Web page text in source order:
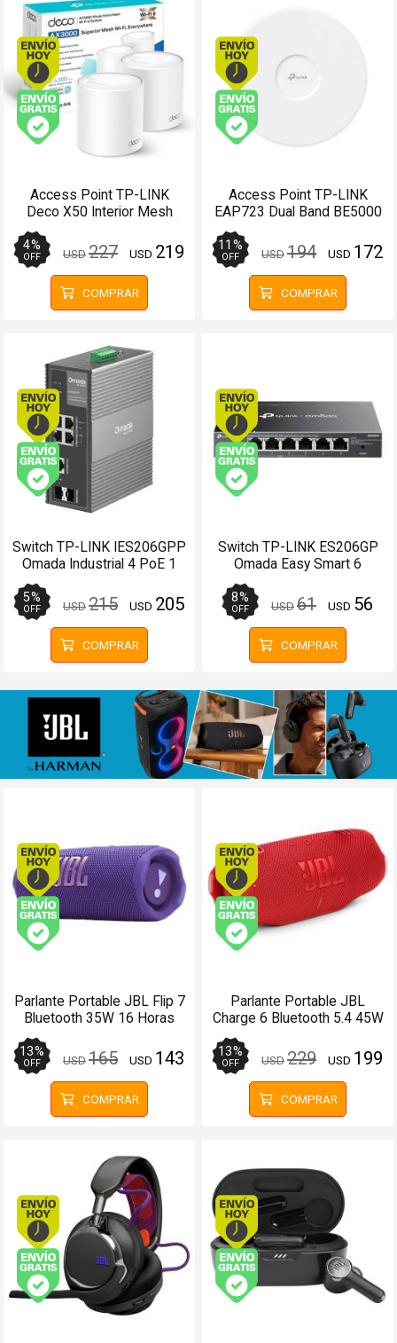
Envío hoy. Comprando antes de 13Hs.
Envío gratis (Ver Envíos y Pagos)
Access Point TP-LINK
Deco X50 Interior Mesh
AX3000 (Pack 2 unidades)
4%
OFF USD227 USD 219
COMPRAR
Envío gratis (Ver
Access Point TP-LINK
EAP723 Dual Band BE5000
11 %
OFF USD194 USD 172
COMPRAR
Envío hoy. Comprando antes de 13Hs.
Envío gratis (Ver Envíos y Pagos)
Switch TP-LINK IES206GPP
Omada Industrial 4 PoE 1
5%
OFF USD215 USD 205
COMPRAR
Switch TP-LINK ES206GP
Omada Easy Smart 6
Puertos (4 PoE+) Gigabit
8%
OFF USD61 USD 56
COMPRAR
Envío hoy. Comprando antes de 13Hs.
Envío gratis (Ver Envíos y Pagos)
Parlante Portable JBL Flip 7
Bluetooth 35W 16 Horas
13%
OFF USD165 USD 143
COMPRAR
Envío hoy.
Parlante Portable JBL
Charge 6 Bluetooth 5.4 45W
28 Horas Auracast Rojo
13%
OFF USD229 USD 199
COMPRAR
Envío hoy. Comprando antes de 13Hs.
Envío gratis (Ver Envíos y Pagos)
Envío hoy.
Envío gratis (Ver